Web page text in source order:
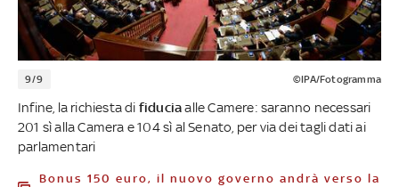
9/9 ©IPA/Fotogramma
Infine, la richiesta di fiduciaalle Camere: saranno necessari
201 sì alla Camera e 104 sì al Senato, per via dei tagli dati ai
parlamentari
Bonus 150 euro, il nuovo governo andrà verso la